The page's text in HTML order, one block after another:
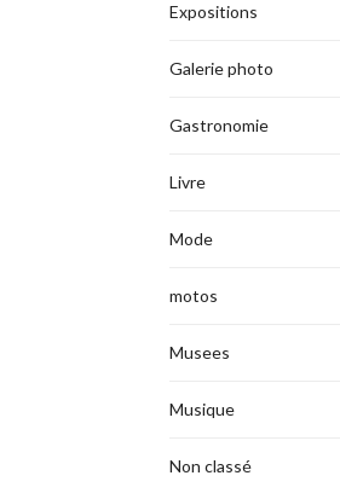
Expositions
Galerie photo
Gastronomie
Livre
Mode
motos
Musees
Musique
Non classé